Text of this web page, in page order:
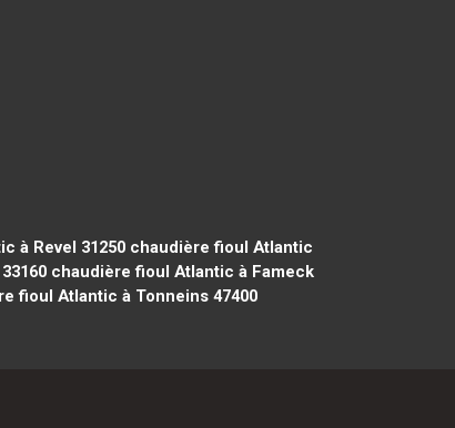
à Revel 31250chaudière fioul Atlantic
chaudière fioul Atlantic à Fameck
fioul Atlantic à Tonneins 47400